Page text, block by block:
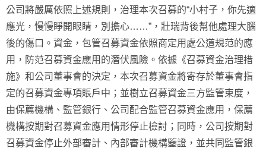
公司將嚴厲依照上述規則，治理本次召募的“小村子，你先適
應光，慢慢睜開眼睛，別擔心……”，壯瑞背後幫他處理大腦
後的傷口。資金，包管召募資金依照商定用處公道規范的應
用，防范召募資金應用的潛伏風險。依據《召募資金治理措
施》和公司董事會的決定，本次召募資金將寄存於董事會指
定的召募資金專項賬戶中；並樹立召募資金三方監管束度，
由保薦機構、監管銀行、公司配合監管召募資金應用，保薦
機構按期對召募資金應用情形停止檢討；同時，公司按期對
召募資金停止外部審計、內部審計機構鑒證，並共同監管銀